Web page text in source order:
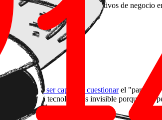
traductor que convierte objetivos de negocio
, no en meses.
debe ser capaz de cuestionarel "para
donde la tecnología es invisible porque está